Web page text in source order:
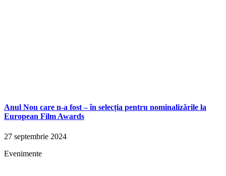
Anul Nou care n-a fost – în selecția pentru nominalizările la
European Film Awards
27 septembrie 2024
Evenimente